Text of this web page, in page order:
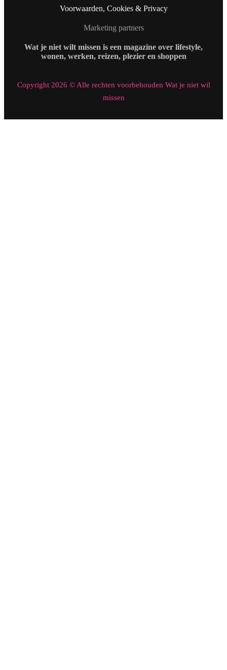
Voorwaarden, Cookies & Privacy
Marketing partners
Wat je niet wilt missen is een magazine over lifestyle,
wonen, werken, reizen, plezier en shoppen
Copyright 2026 © Alle rechten voorbehouden Wat je niet wil
missen